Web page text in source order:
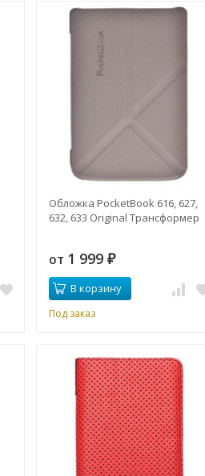
Обложка PocketBook 616, 627,
632, 633 Original Трансформер
от 1 999 ₽
В корзину
Под заказ